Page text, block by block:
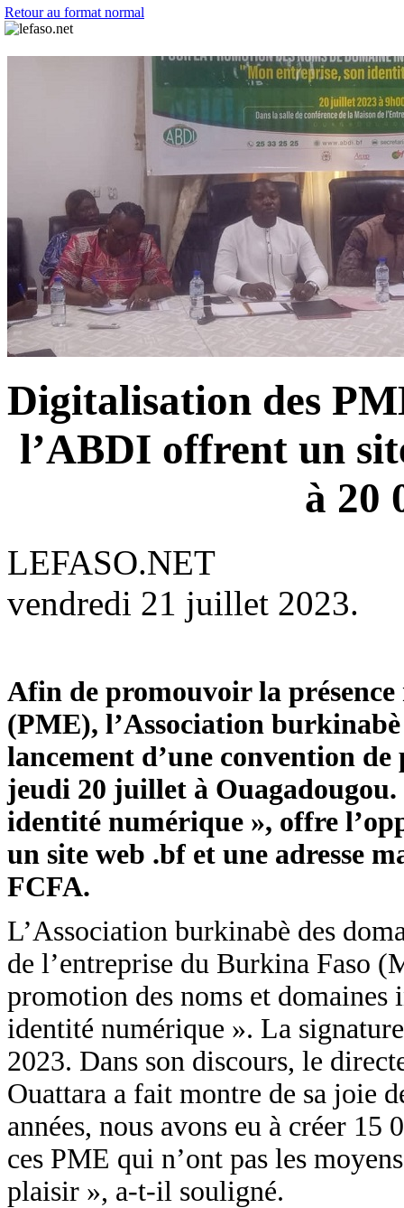
Retour au format normal
Digitalisation des
l’ABDI offrent un
à 20
LEFASO.NET
vendredi 21 juillet 2023.
Afin de promouvoir la présence
(PME), l’Association
lancement d’une convention
jeudi 20 juillet à Ouagadougou.
identité numérique », offre
un site web .bf et une adresse
FCFA.
L’Association burkinabè des
de l’entreprise du Burkina Faso
promotion des noms et
identité numérique ». La
2023. Dans son discours, le
Ouattara a fait montre de sa joie
années, nous avons eu à créer
ces PME qui n’ont pas les
plaisir », a-t-il souligné.